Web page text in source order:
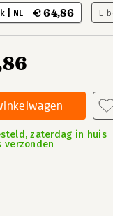
| NL € 64,86 E-
zaterdag in huis
verzonden